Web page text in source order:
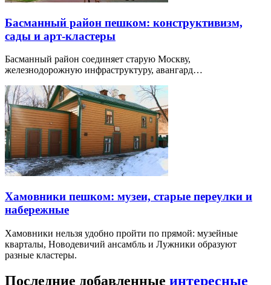
Басманный район пешком: конструктивизм,
сады и арт-кластеры
Басманный район соединяет старую Москву,
железнодорожную инфраструктуру, авангард…
Хамовники пешком: музеи, старые переулки и
набережные
Хамовники нельзя удобно пройти по прямой: музейные
кварталы, Новодевичий ансамбль и Лужники образуют
разные кластеры.
Последние добавленные интересные